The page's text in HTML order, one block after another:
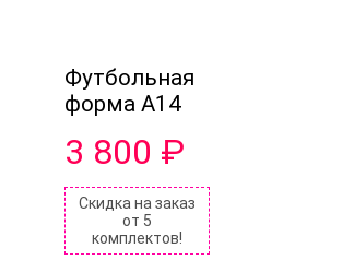
Футбольная
форма A14
3 800 ₽
Скидка на заказ
от 5
комплектов!